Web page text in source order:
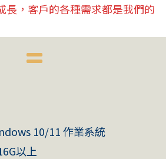
長，客戶的各種需求都是我們的
10/11 作業系統
以上